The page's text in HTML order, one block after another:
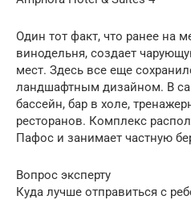
Один тот факт, что ранее на
винодельня, создает
мест. Здесь все еще
ландшафтным дизайном. В
бассейн, бар в холе,
ресторанов. Комплекс
Пафос и занимает частную
Вопрос эксперту
Куда лучше отправиться с